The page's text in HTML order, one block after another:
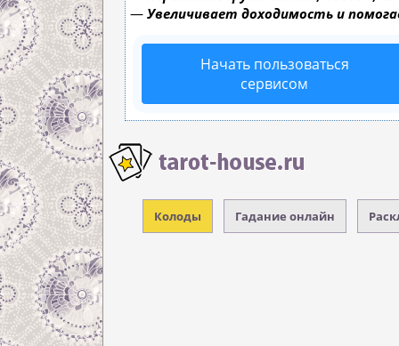
— Увеличивает доходимость и
Начать пользоваться
сервисом
Колоды Гадание онлайн